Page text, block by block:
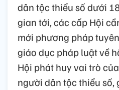
dân tộc thiểu số dưới
gian tới, các cấp Hội
mới phương pháp
giáo dục pháp luật về
Hội phát huy vai trò
người dân tộc thiểu số,